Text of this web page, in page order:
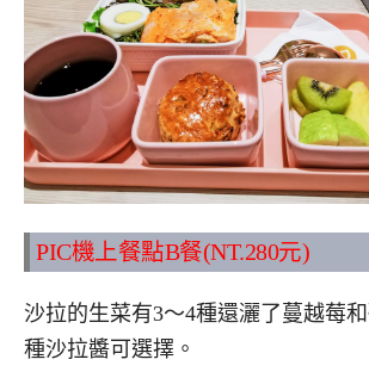
PIC機上餐點B餐(NT.280元)
沙拉的生菜有3～4種還灑了蔓越莓
種沙拉醬可選擇。